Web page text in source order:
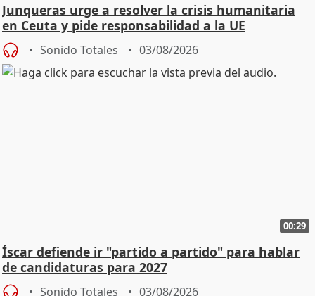
Junqueras urge a resolver la crisis humanitaria
en Ceuta y pide responsabilidad a la UE
Sonido Totales 03/08/2026
00:29
Íscar defiende ir "partido a partido" para hablar
de candidaturas para 2027
Sonido Totales 03/08/2026